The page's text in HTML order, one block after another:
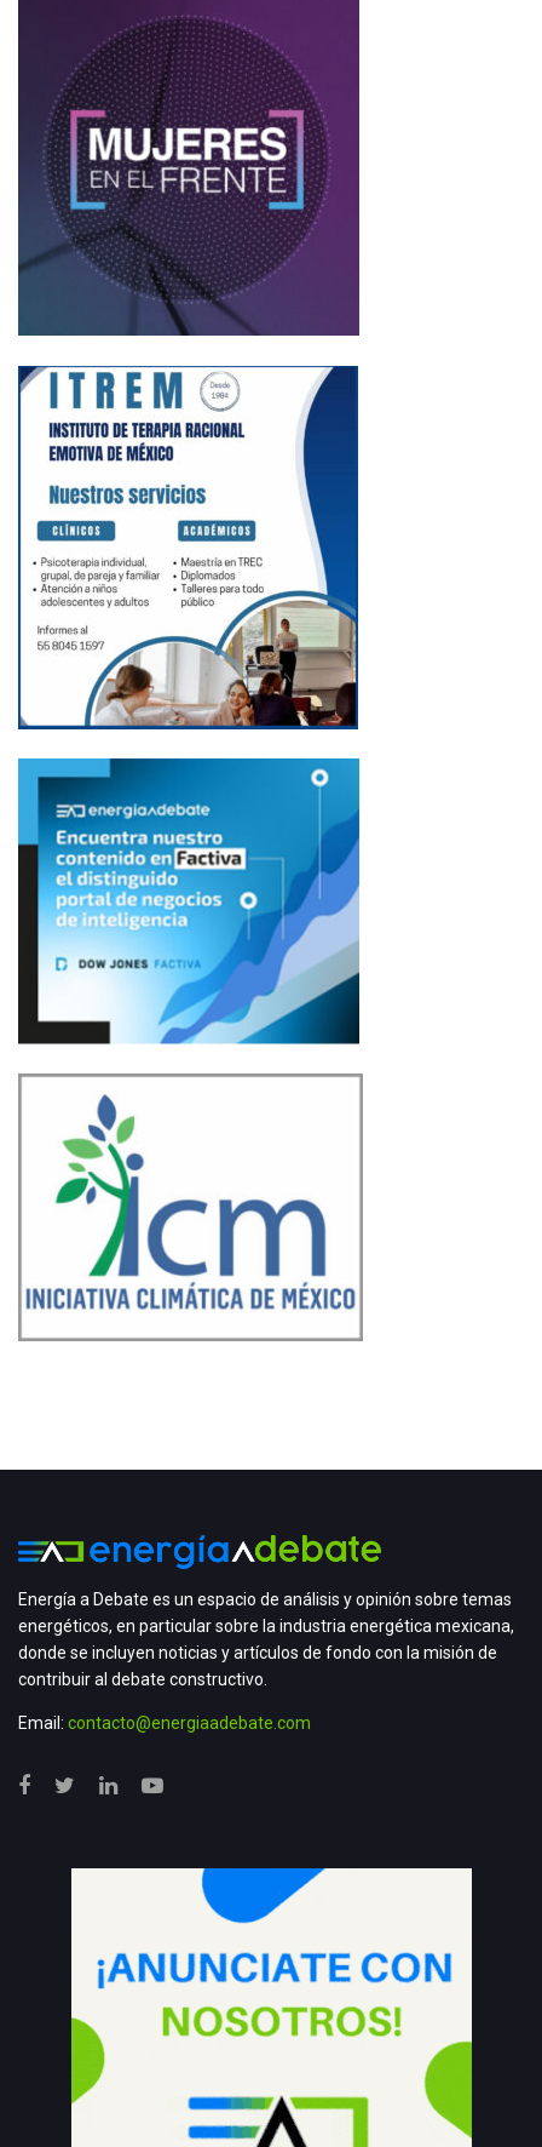
Energía a Debate es un espacio de análisis y opinión sobre temas
energéticos, en particular sobre la industria energética mexicana,
donde se incluyen noticias y artículos de fondo con la misión de
contribuir al debate constructivo.
Email: contacto@energiaadebate.com